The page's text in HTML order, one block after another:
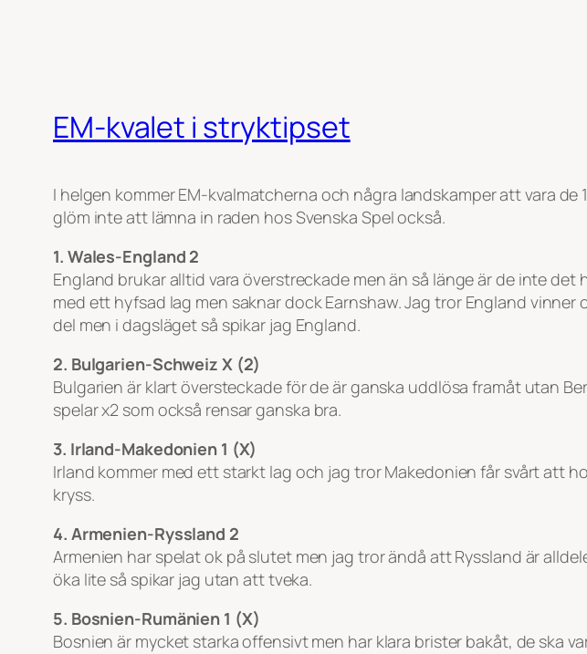
EM-kvalet i stryktipset
I helgen kommer EM-kvalmatcherna och några landskamper att vara
glöm inte att lämna in raden hos Svenska Spel också.
1. Wales-England 2
England brukar alltid vara överstreckade men än så länge är de inte
med ett hyfsad lag men saknar dock Earnshaw. Jag tror England
del men i dagsläget så spikar jag England.
2. Bulgarien-Schweiz X (2)
Bulgarien är klart översteckade för de är ganska uddlösa framåt utan
spelar x2 som också rensar ganska bra.
3. Irland-Makedonien 1 (X)
Irland kommer med ett starkt lag och jag tror Makedonien får svårt att
kryss.
4. Armenien-Ryssland 2
Armenien har spelat ok på slutet men jag tror ändå att Ryssland är
öka lite så spikar jag utan att tveka.
5. Bosnien-Rumänien 1 (X)
Bosnien är mycket starka offensivt men har klara brister bakåt, de ska